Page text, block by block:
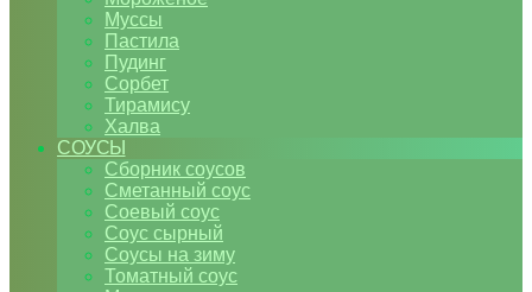
Муссы
Пастила
Пудинг
Сорбет
Тирамису
Халва
СОУСЫ
Сборник соусов
Сметанный соус
Соевый соус
Соус сырный
Соусы на зиму
Томатный соус